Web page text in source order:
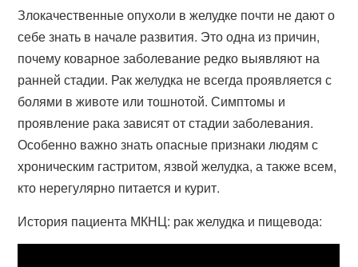
Злокачественные опухоли в желудке почти не дают о
себе знать в начале развития. Это одна из причин,
почему коварное заболевание редко выявляют на
ранней стадии. Рак желудка не всегда проявляется с
болями в животе или тошнотой. Симптомы и
проявление рака зависят от стадии заболевания.
Особенно важно знать опасные признаки людям с
хроническим гастритом, язвой желудка, а также всем,
кто нерегулярно питается и курит.
История пациента МКНЦ: рак желудка и пищевода: